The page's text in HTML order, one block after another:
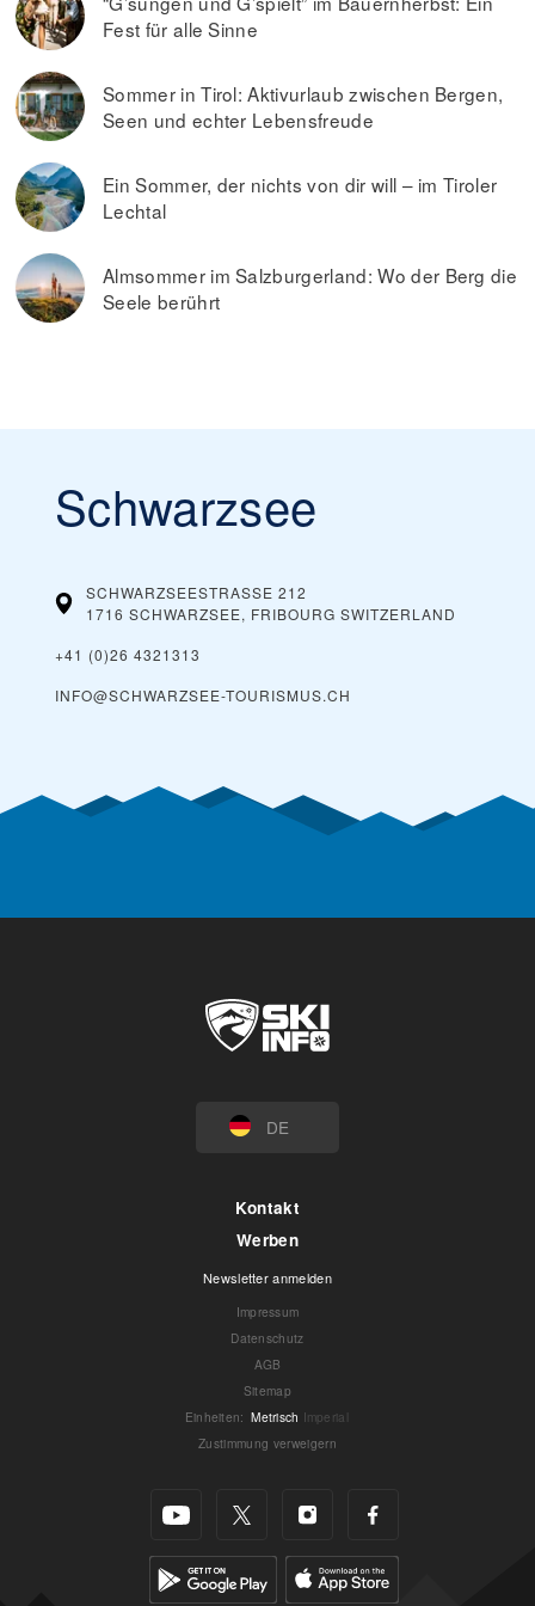
Fest für alle Sinne
Sommer in Tirol: Aktivurlaub zwischen Bergen,
Seen und echter Lebensfreude
Ein Sommer, der nichts von dir will – im Tiroler
Lechtal
Almsommer im Salzburgerland: Wo der Berg die
Seele berührt
Schwarzsee
SCHWARZSEESTRASSE 212
1716 SCHWARZSEE, FRIBOURG SWITZERLAND
+41 (0)26 4321313
INFO@SCHWARZSEE-TOURISMUS.CH
DE
Kontakt
Werben
Newsletter anmelden
Impressum
Datenschutz
AGB
Sitemap
Einheiten: Metrisch Imperial
Zustimmung verweigern